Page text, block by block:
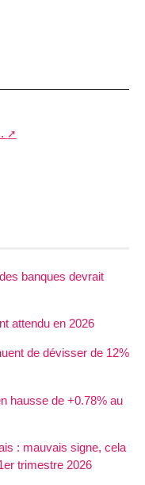
banques devrait
attendu en 2026
de dévisser de 12%
hausse de +0.78% au
: mauvais signe, cela
trimestre 2026